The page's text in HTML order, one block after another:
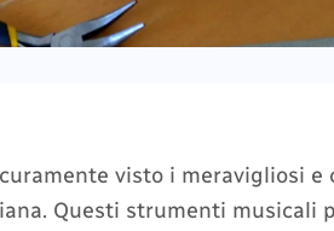
visto i meravigliosi e
Questi strumenti musicali